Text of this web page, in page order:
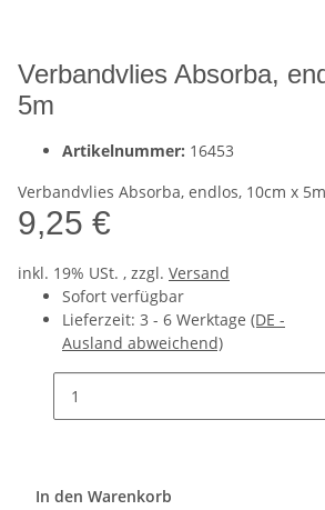
Verbandvlies Absorba,
5m
Artikelnummer: 16453
Verbandvlies Absorba, endlos, 10cm x 5m
9,25 €
inkl. 19% USt. , zzgl. Versand
Sofort verfügbar
Lieferzeit: 3 - 6 Werktage (DE -
Ausland abweichend)
In den Warenkorb